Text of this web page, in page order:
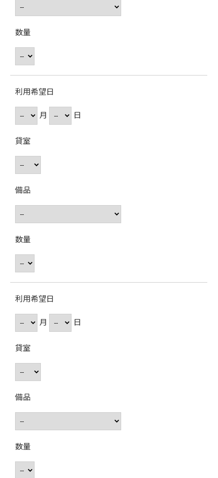
数量
利用希望日
月
日
貸室
備品
数量
利用希望日
月
日
貸室
備品
数量